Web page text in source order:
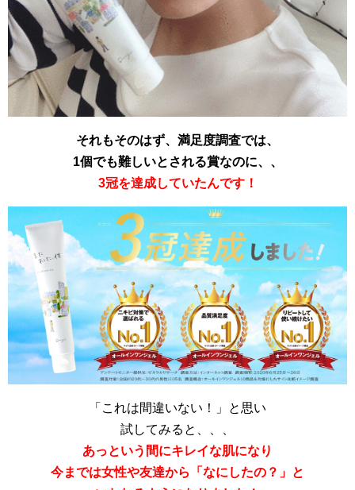
それもそのはず、満足度調査では、
1個でも難しいとされる賞なのに、、
3冠を達成していたんです！
「これは間違いない！」と思い
試してみると、、、
あっという間にキレイな肌になり
今までは女性や友達から「なにしたの？」と